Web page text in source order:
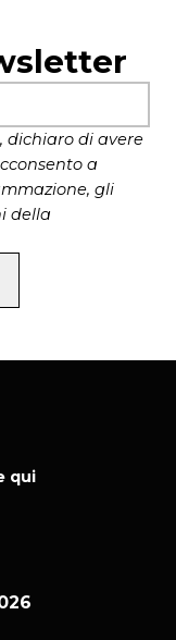
dichiaro di avere
a
gli
della
qui